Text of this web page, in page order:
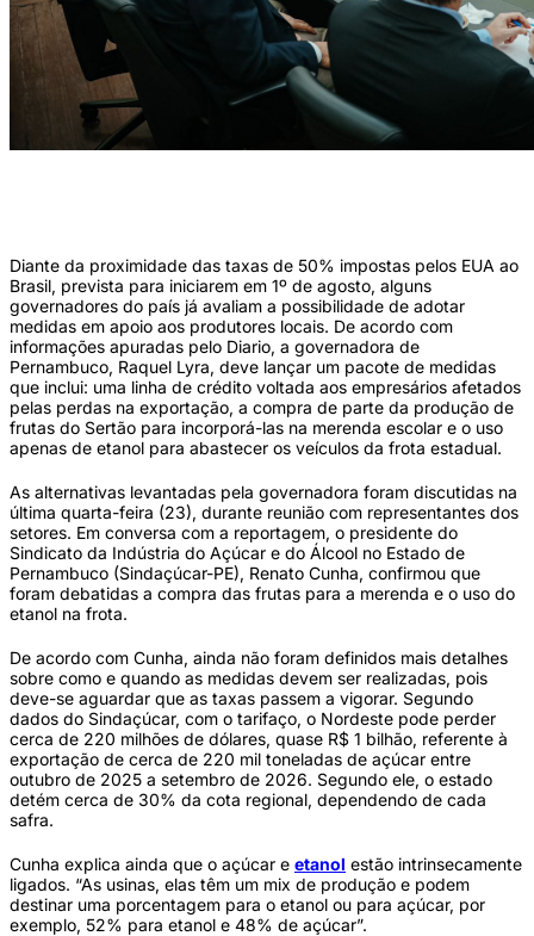
Diante da proximidade das taxas de 50% impostas pelos EUA ao
Brasil, prevista para iniciarem em 1º de agosto, alguns
governadores do país já avaliam a possibilidade de adotar
medidas em apoio aos produtores locais. De acordo com
informações apuradas pelo Diario, a governadora de
Pernambuco, Raquel Lyra, deve lançar um pacote de medidas
que inclui: uma linha de crédito voltada aos empresários afetados
pelas perdas na exportação, a compra de parte da produção de
frutas do Sertão para incorporá-las na merenda escolar e o uso
apenas de etanol para abastecer os veículos da frota estadual.
As alternativas levantadas pela governadora foram discutidas na
última quarta-feira (23), durante reunião com representantes dos
setores. Em conversa com a reportagem, o presidente do
Sindicato da Indústria do Açúcar e do Álcool no Estado de
Pernambuco (Sindaçúcar-PE), Renato Cunha, confirmou que
foram debatidas a compra das frutas para a merenda e o uso do
etanol na frota.
De acordo com Cunha, ainda não foram definidos mais detalhes
sobre como e quando as medidas devem ser realizadas, pois
deve-se aguardar que as taxas passem a vigorar. Segundo
dados do Sindaçúcar, com o tarifaço, o Nordeste pode perder
cerca de 220 milhões de dólares, quase R$ 1 bilhão, referente à
exportação de cerca de 220 mil toneladas de açúcar entre
outubro de 2025 a setembro de 2026. Segundo ele, o estado
detém cerca de 30% da cota regional, dependendo de cada
safra.
Cunha explica ainda que o açúcar e etanol estão intrinsecamente
ligados. “As usinas, elas têm um mix de produção e podem
destinar uma porcentagem para o etanol ou para açúcar, por
exemplo, 52% para etanol e 48% de açúcar”.